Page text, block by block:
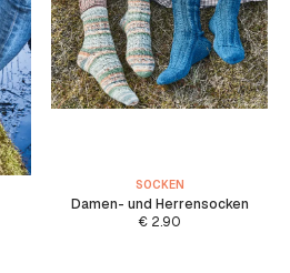
SOCKEN
Damen- und Herrensocken
€ 2.90